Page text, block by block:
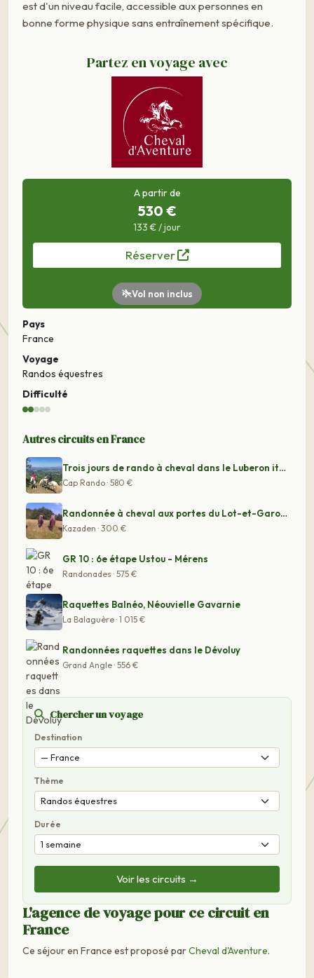
est d'un niveau facile, accessible aux personnes en
bonne forme physique sans entraînement spécifique.
Partez en voyage avec
A partir de
530 €
133 € / jour
Réserver
Vol non inclus
Pays
France
Voyage
Randos équestres
Difficulté
Autres circuits en France
Trois jours de rando à cheval dans le Luberon itinérant
Cap Rando · 580 €
Randonnée à cheval aux portes du Lot-et-Garonne
Kazaden · 300 €
GR 10 : 6e étape Ustou - Mérens
Randonades · 575 €
Raquettes Balnéo, Néouvielle Gavarnie
La Balaguère · 1 015 €
Randonnées raquettes dans le Dévoluy
Grand Angle · 556 €
Chercher un voyage
Destination
Thème
Durée
Voir les circuits →
L'agence de voyage pour ce circuit en
France
Ce séjour en France est proposé parCheval d'Aventure.